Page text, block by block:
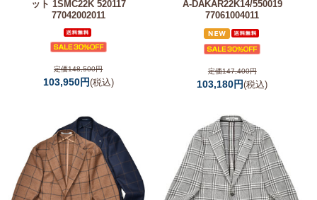
ット 1SMC22K 520117
77042002011
定価148,500円
103,950円(税込)
A-DAKAR22K14/550019
77061004011
定価147,400円
103,180円(税込)